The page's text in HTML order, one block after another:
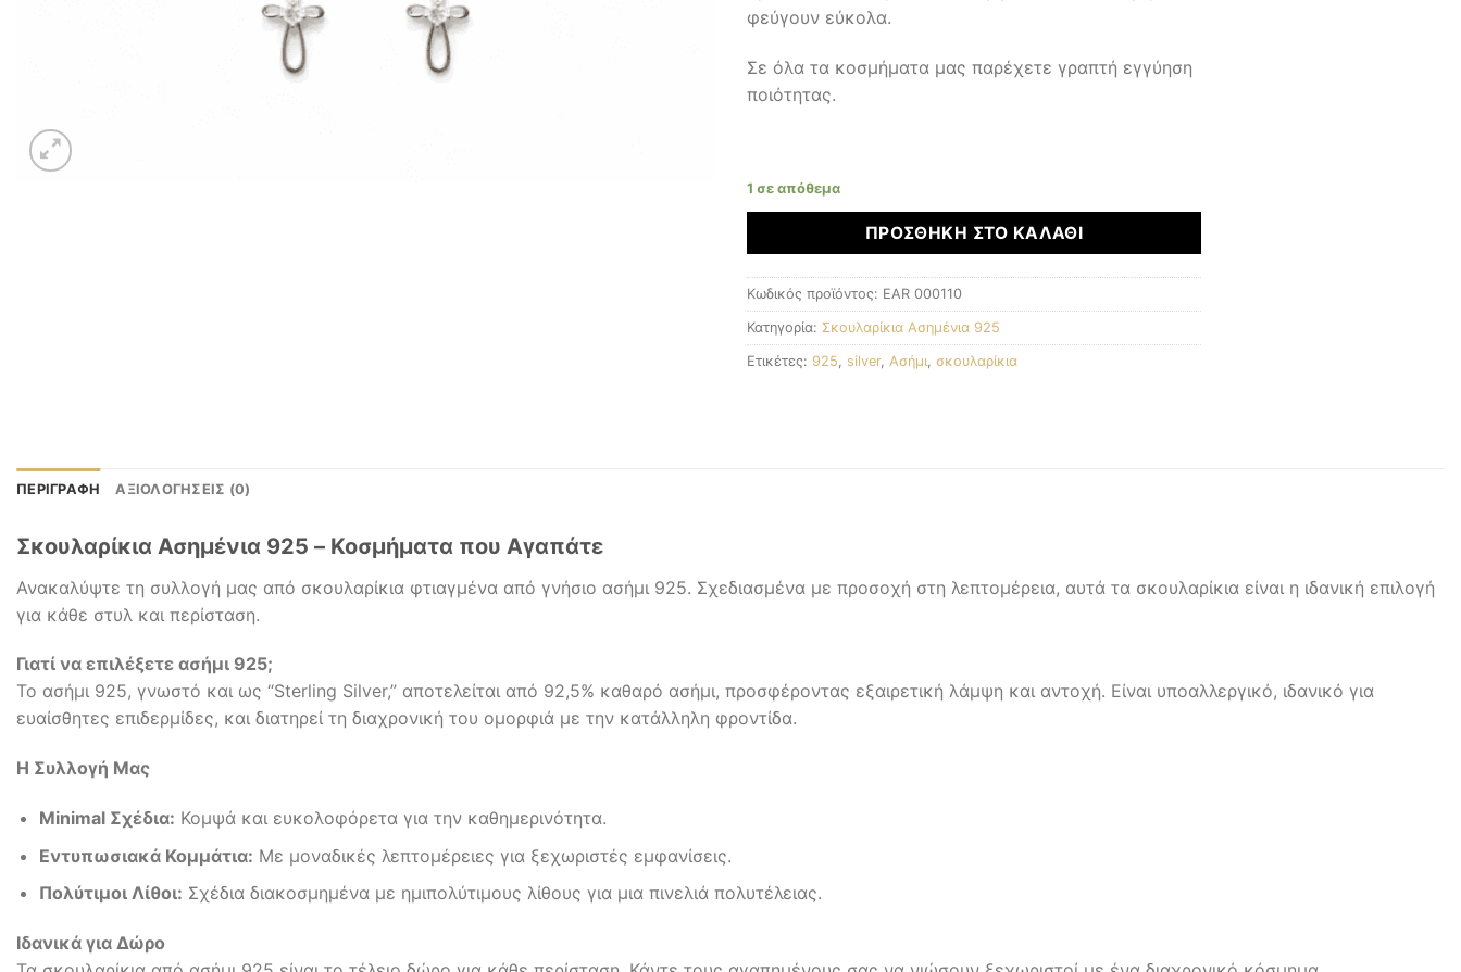
φεύγουν εύκολα.
Σε όλα τα κοσμήματα μας παρέχετε γραπτή εγγύηση
ποιότητας.
1 σε απόθεμα
ΠΡΟΣΘΉΚΗ ΣΤΟ ΚΑΛΆΘΙ
Κωδικός προϊόντος: EAR 000110
Κατηγορία: Σκουλαρίκια Ασημένια 925
Ετικέτες: 925 silver, Ασήμι σκουλαρίκια
ΠΕΡΙΓΡΑΦΉ ΑΞΙΟΛΟΓΉΣΕΙΣ (0)
Σκουλαρίκια Ασημένια 925 – Κοσμήματα που Αγαπάτε
Ανακαλύψτε τη συλλογή μας από σκουλαρίκια φτιαγμένα από γνήσιο ασήμι 925. Σχεδιασμένα με προσοχή στη λεπτομέρεια, αυτά τα σκουλαρίκια είναι η ιδανική επιλογή
για κάθε στυλ και περίσταση.
Γιατί να επιλέξετε ασήμι 925;
Το ασήμι 925, γνωστό και ως “Sterling Silver,” αποτελείται από 92,5% καθαρό ασήμι, προσφέροντας εξαιρετική λάμψη και αντοχή. Είναι υποαλλεργικό, ιδανικό για
ευαίσθητες επιδερμίδες, και διατηρεί τη διαχρονική του ομορφιά με την κατάλληλη φροντίδα.
Η Συλλογή Μας
Minimal Σχέδια: Κομψά και ευκολοφόρετα για την καθημερινότητα.
Εντυπωσιακά Κομμάτια: Με μοναδικές λεπτομέρειες για ξεχωριστές εμφανίσεις.
Πολύτιμοι Λίθοι: Σχέδια διακοσμημένα με ημιπολύτιμους λίθους για μια πινελιά πολυτέλειας.
Ιδανικά για Δώρο